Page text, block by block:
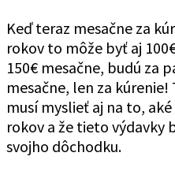
Keď teraz mesačne za
rokov to môže byť aj
150€ mesačne, budú za
mesačne, len za
musí myslieť aj na to,
rokov a že tieto výdavky
svojho dôchodku.